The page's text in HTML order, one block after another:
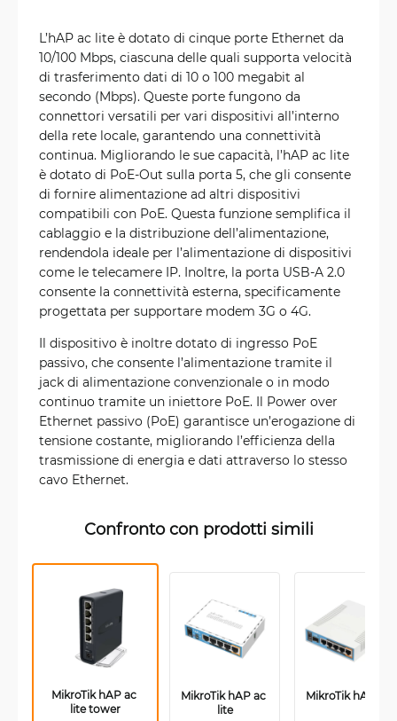
L’hAP ac lite è dotato di cinque porte Ethernet da
10/100 Mbps, ciascuna delle quali supporta velocità
di trasferimento dati di 10 o 100 megabit al
secondo (Mbps). Queste porte fungono da
connettori versatili per vari dispositivi all’interno
della rete locale, garantendo una connettività
continua. Migliorando le sue capacità, l’hAP ac lite
è dotato di PoE-Out sulla porta 5, che gli consente
di fornire alimentazione ad altri dispositivi
compatibili con PoE. Questa funzione semplifica il
cablaggio e la distribuzione dell’alimentazione,
rendendola ideale per l’alimentazione di dispositivi
come le telecamere IP. Inoltre, la porta USB-A 2.0
consente la connettività esterna, specificamente
progettata per supportare modem 3G o 4G.
Il dispositivo è inoltre dotato di ingresso PoE
passivo, che consente l’alimentazione tramite il
jack di alimentazione convenzionale o in modo
continuo tramite un iniettore PoE. Il Power over
Ethernet passivo (PoE) garantisce un’erogazione di
tensione costante, migliorando l’efficienza della
trasmissione di energia e dati attraverso lo stesso
cavo Ethernet.
Confronto con prodotti simili
MikroTik hAP ac
lite tower
MikroTik hAP ac
lite
MikroTik hAP ac